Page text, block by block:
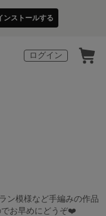
ンストールする
ログイン
ン模様など手編みの作品
でお早めにどうぞ❤️